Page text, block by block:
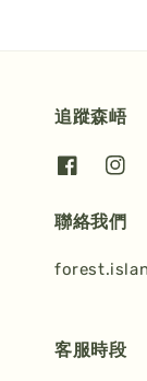
追蹤森峿
聯絡我們
客服時段